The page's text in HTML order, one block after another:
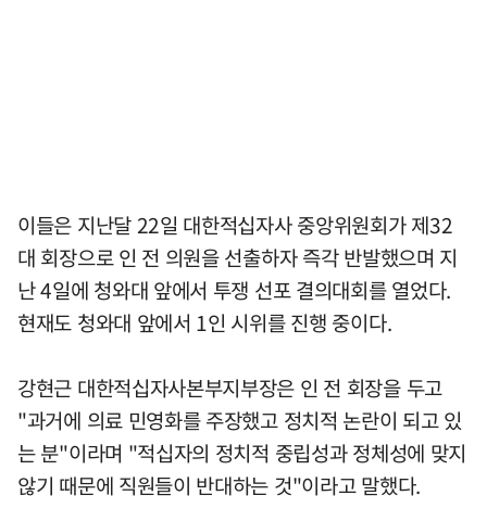
이들은 지난달 22일 대한적십자사 중앙위원회가 제32
대 회장으로 인 전 의원을 선출하자 즉각 반발했으며 지
난 4일에 청와대 앞에서 투쟁 선포 결의대회를 열었다.
현재도 청와대 앞에서 1인 시위를 진행 중이다.
강현근 대한적십자사본부지부장은 인 전 회장을 두고
"과거에 의료 민영화를 주장했고 정치적 논란이 되고 있
는 분"이라며 "적십자의 정치적 중립성과 정체성에 맞지
않기 때문에 직원들이 반대하는 것"이라고 말했다.